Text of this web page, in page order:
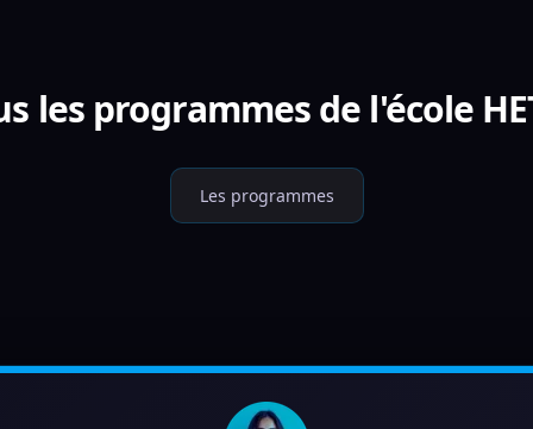
les programmes de l'école
Les programmes